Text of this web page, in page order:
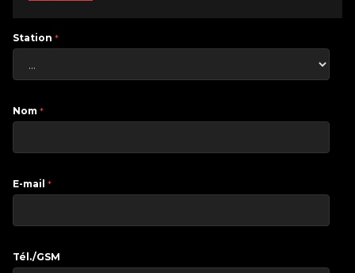
Station *
Nom *
E-mail *
Tél./GSM